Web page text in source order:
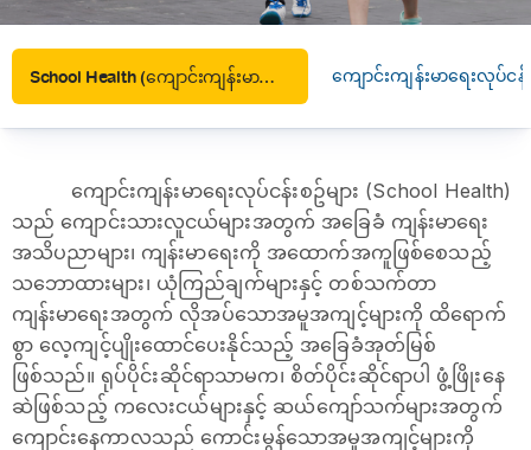
School Health (ကျောင်းကျန်းမာရေးလုပ်ငန်းစဥ်များ) ကျောင်းကျန်းမာရေးလုပ်ငန်း
ကျောင်းကျန်းမာရေးလုပ်ငန်းစဥ်များ (School Health)
သည် ကျောင်းသားလူငယ်များအတွက် အခြေခံ ကျန်းမာရေး
အသိပညာများ၊ ကျန်းမာရေးကို အထောက်အကူဖြစ်စေသည့်
သဘောထားများ၊ ယုံကြည်ချက်များနှင့် တစ်သက်တာ
ကျန်းမာရေးအတွက် လိုအပ်သောအမူအကျင့်များကို ထိရောက်
စွာ လေ့ကျင့်ပျိုးထောင်ပေးနိုင်သည့် အခြေခံအုတ်မြစ်
ဖြစ်သည်။ ရုပ်ပိုင်းဆိုင်ရာသာမက၊ စိတ်ပိုင်းဆိုင်ရာပါ ဖွံ့ဖြိုးနေ
ဆဲဖြစ်သည့် ကလေးငယ်များနှင့် ဆယ်ကျော်သက်များအတွက်
ကျောင်းနေကာလသည် ကောင်းမွန်သောအမူအကျင့်များကို